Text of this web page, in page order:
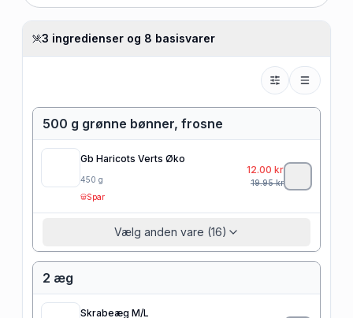
3 ingredienser og 8 basisvarer
500 g grønne bønner, frosne
Gb Haricots Verts Øko
450 g
Spar
12.00 kr
19.95kr
Vælg anden vare (16)
2 æg
Skrabeæg M/L